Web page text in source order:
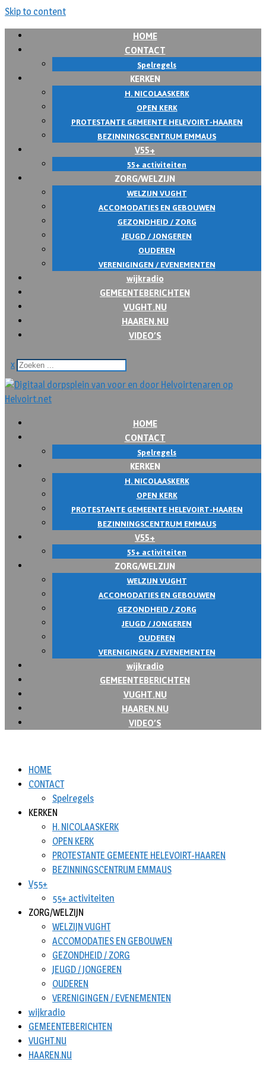
Skip to content
HOME
CONTACT
Spelregels
KERKEN
H. NICOLAASKERK
OPEN KERK
PROTESTANTE GEMEENTE HELEVOIRT-HAAREN
BEZINNINGSCENTRUM EMMAUS
V55+
55+ activiteiten
ZORG/WELZIJN
WELZIJN VUGHT
ACCOMODATIES EN GEBOUWEN
GEZONDHEID / ZORG
JEUGD / JONGEREN
OUDEREN
VERENIGINGEN / EVENEMENTEN
wijkradio
GEMEENTEBERICHTEN
VUGHT.NU
HAAREN.NU
VIDEO’S
x
HOME
CONTACT
Spelregels
KERKEN
H. NICOLAASKERK
OPEN KERK
PROTESTANTE GEMEENTE HELEVOIRT-HAAREN
BEZINNINGSCENTRUM EMMAUS
V55+
55+ activiteiten
ZORG/WELZIJN
WELZIJN VUGHT
ACCOMODATIES EN GEBOUWEN
GEZONDHEID / ZORG
JEUGD / JONGEREN
OUDEREN
VERENIGINGEN / EVENEMENTEN
wijkradio
GEMEENTEBERICHTEN
VUGHT.NU
HAAREN.NU
VIDEO’S
HOME
CONTACT
Spelregels
KERKEN
H. NICOLAASKERK
OPEN KERK
PROTESTANTE GEMEENTE HELEVOIRT-HAAREN
BEZINNINGSCENTRUM EMMAUS
V55+
55+ activiteiten
ZORG/WELZIJN
WELZIJN VUGHT
ACCOMODATIES EN GEBOUWEN
GEZONDHEID / ZORG
JEUGD / JONGEREN
OUDEREN
VERENIGINGEN / EVENEMENTEN
wijkradio
GEMEENTEBERICHTEN
VUGHT.NU
HAAREN.NU